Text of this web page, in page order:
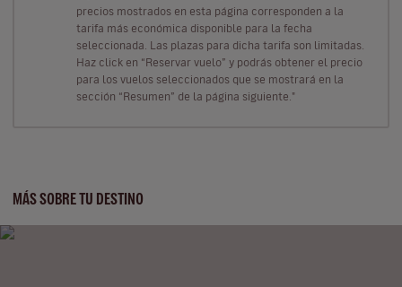
precios mostrados en esta página corresponden a la
tarifa más económica disponible para la fecha
seleccionada. Las plazas para dicha tarifa son limitadas.
Haz click en “Reservar vuelo” y podrás obtener el precio
para los vuelos seleccionados que se mostrará en la
sección “Resumen” de la página siguiente."
MÁS SOBRE TU DESTINO